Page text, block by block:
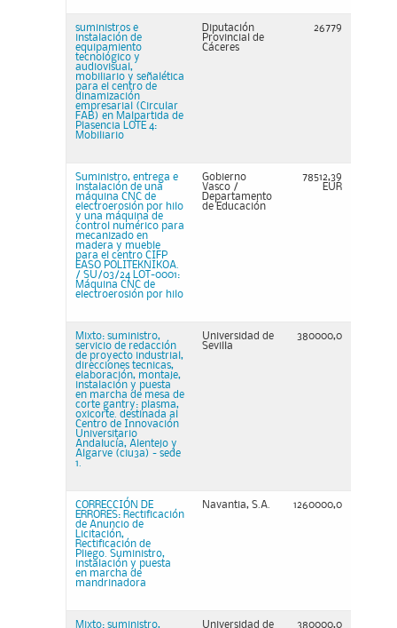
suministros e
instalación de
equipamiento
tecnológico y
audiovisual,
mobiliario y señalética
para el centro de
dinamización
empresarial (Circular
FAB) en Malpartida de
Plasencia LOTE 4:
Mobiliario
Diputación
Provincial de
Cáceres
26779
Suministro, entrega e
instalación de una
máquina CNC de
electroerosión por hilo
y una máquina de
control numérico para
mecanizado en
madera y mueble
para el centro CIFP
EASO POLITEKNIKOA.
/ SU/03/24 LOT-0001:
Máquina CNC de
electroerosión por hilo
Gobierno
Vasco /
Departamento
de Educación
78512,39
EUR
Mixto: suministro,
servicio de redacción
de proyecto industrial,
direcciones tecnicas,
elaboración, montaje,
instalación y puesta
en marcha de mesa de
corte gantry: plasma,
oxicorte. destinada al
Centro de Innovación
Universitario
Andalucía, Alentejo y
Algarve (ciu3a) - sede
1.
Universidad de
Sevilla
380000,0
CORRECCIÓN DE
ERRORES: Rectificación
de Anuncio de
Licitación,
Rectificación de
Pliego. Suministro,
instalación y puesta
en marcha de
mandrinadora
Navantia, S.A. 1260000,0
Mixto: suministro,
Universidad de
380000,0